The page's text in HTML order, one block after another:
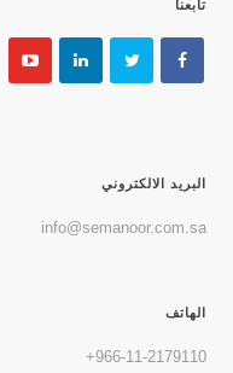
تابعنا
البريد الالكتروني
info@semanoor.com.sa
الهاتف
966-11-2179110+